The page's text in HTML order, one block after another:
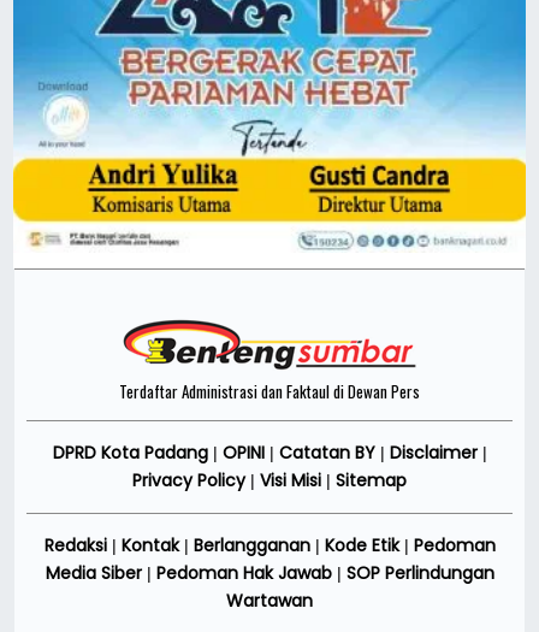
Terdaftar Administrasi dan Faktaul di Dewan Pers
DPRD Kota Padang| OPINI| Catatan BY| Disclaimer|
Privacy Policy| Visi Misi | Sitemap
Redaksi| Kontak| Berlangganan| Kode Etik| Pedoman
Media Siber| Pedoman Hak Jawab| SOP Perlindungan
Wartawan